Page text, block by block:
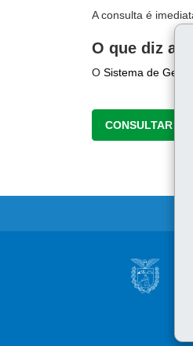
A consulta é
O que diz a
O Sistema de
CONSULTAR
principal